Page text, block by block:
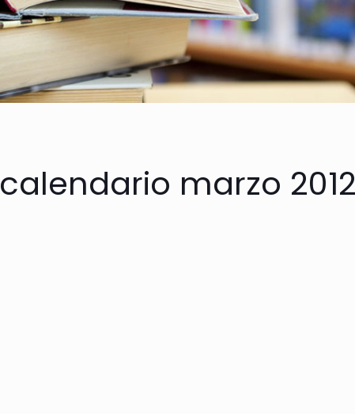
calendario marzo